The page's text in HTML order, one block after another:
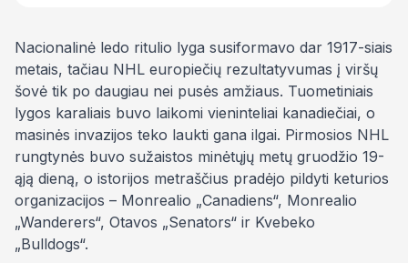
Nacionalinė ledo ritulio lyga susiformavo dar 1917-siais
metais, tačiau NHL europiečių rezultatyvumas į viršų
šovė tik po daugiau nei pusės amžiaus. Tuometiniais
lygos karaliais buvo laikomi vieninteliai kanadiečiai, o
masinės invazijos teko laukti gana ilgai. Pirmosios NHL
rungtynės buvo sužaistos minėtųjų metų gruodžio 19-
ąją dieną, o istorijos metraščius pradėjo pildyti keturios
organizacijos – Monrealio „Canadiens“, Monrealio
„Wanderers“, Otavos „Senators“ ir Kvebeko
„Bulldogs“.